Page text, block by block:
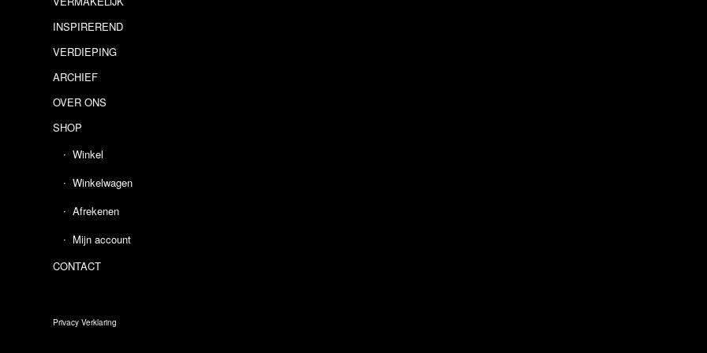
INSPIREREND
VERDIEPING
ARCHIEF
OVER ONS
SHOP
Winkel
Winkelwagen
Afrekenen
Mijn account
CONTACT
Privacy Verklaring